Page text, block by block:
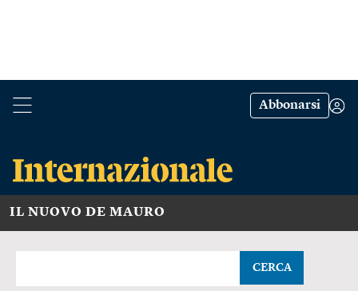
Abbonarsi
IL NUOVO DE MAURO
CERCA